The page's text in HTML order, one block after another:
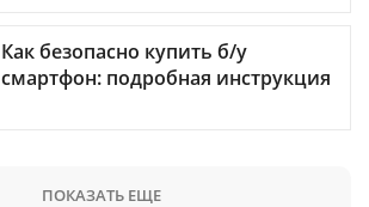
Как безопасно купить б/у
смартфон: подробная инструкция
ПОКАЗАТЬ ЕЩЕ